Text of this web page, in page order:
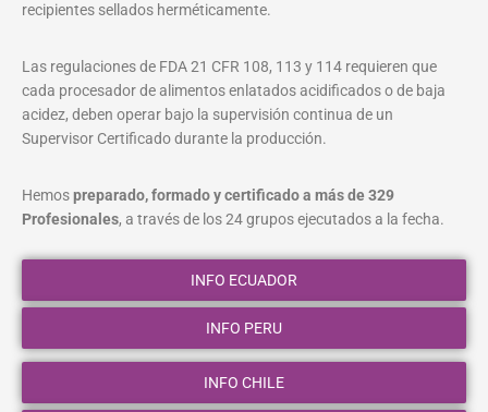
recipientes sellados herméticamente.
Las regulaciones de FDA 21 CFR 108, 113 y 114 requieren que
cada procesador de alimentos enlatados acidificados o de baja
acidez, deben operar bajo la supervisión continua de un
Supervisor Certificado durante la producción.
Hemospreparado, formado y certificado a más de 329
Profesionales, a través de los 24 grupos ejecutados a la fecha.
INFO ECUADOR
INFO PERU
INFO CHILE